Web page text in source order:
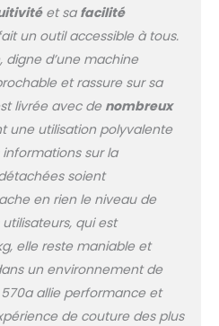
et sa facilité
un outil accessible à tous.
digne d’une machine
et rassure sur sa
livrée avec de nombreux
une utilisation polyvalente
sur la
soient
en rien le niveau de
qui est
elle reste maniable et
un environnement de
570a allie performance et
de couture des plus